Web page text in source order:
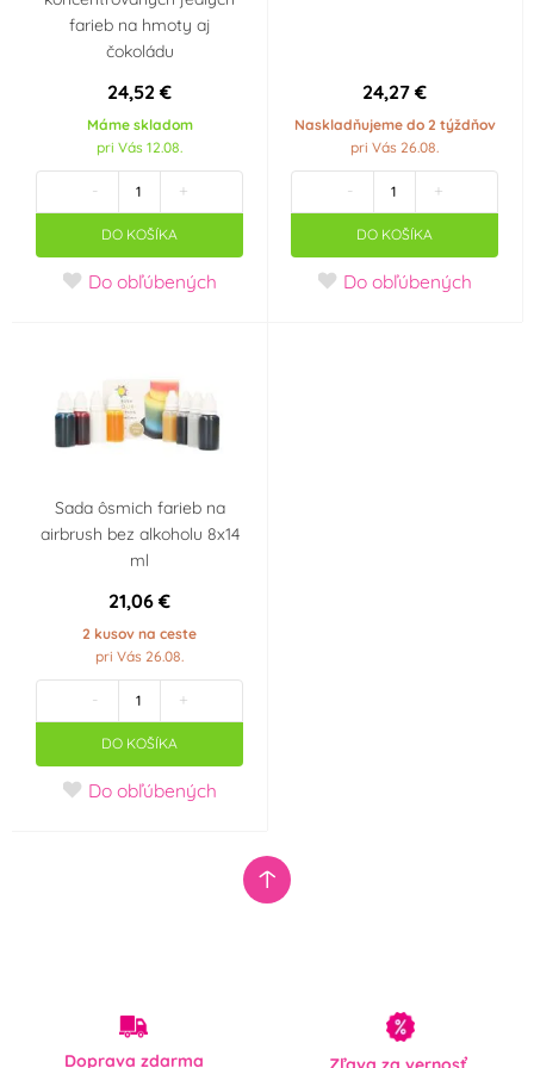
farieb na hmoty aj
čokoládu
24,52 €
Máme skladom
pri Vás 12.08.
- +
DO KOŠÍKA
Do obľúbených
24,27 €
Naskladňujeme do 2 týždňov
pri Vás 26.08.
- +
DO KOŠÍKA
Do obľúbených
Sada ôsmich farieb na
airbrush bez alkoholu 8x14
ml
21,06 €
2 kusov na ceste
pri Vás 26.08.
- +
DO KOŠÍKA
Do obľúbených
Doprava zdarma